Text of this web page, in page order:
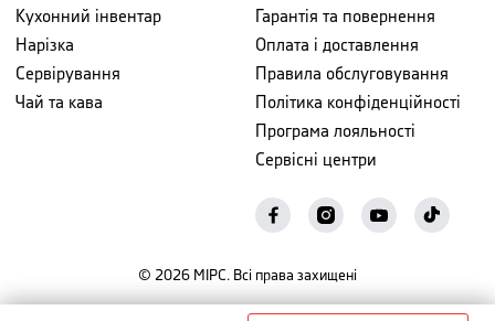
Кухонний інвентар
Нарізка
Сервірування
Чай та кава
Гарантія та повернення
Оплата і доставлення
Правила обслуговування
Політика конфіденційності
Програма лояльності
Сервісні центри
© 2026 МІРС. Всі права захищені